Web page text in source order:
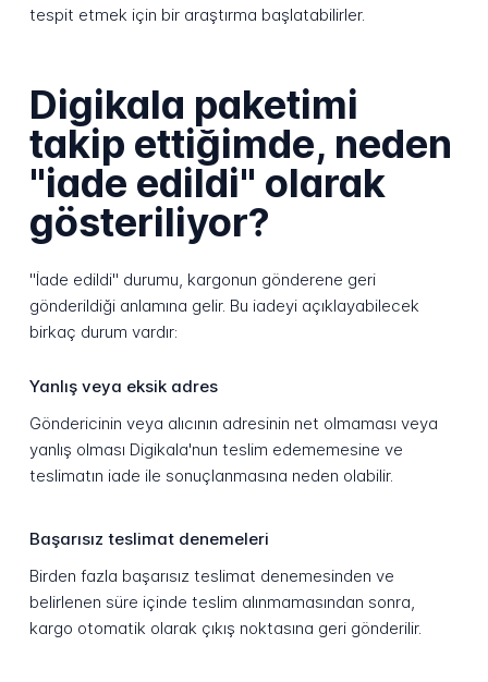
tespit etmek için bir araştırma başlatabilirler.
Digikala paketimi
takip ettiğimde, neden
"iade edildi" olarak
gösteriliyor?
"İade edildi" durumu, kargonun gönderene geri
gönderildiği anlamına gelir. Bu iadeyi açıklayabilecek
birkaç durum vardır:
Yanlış veya eksik adres
Göndericinin veya alıcının adresinin net olmaması veya
yanlış olması Digikala'nun teslim edememesine ve
teslimatın iade ile sonuçlanmasına neden olabilir.
Başarısız teslimat denemeleri
Birden fazla başarısız teslimat denemesinden ve
belirlenen süre içinde teslim alınmamasından sonra,
kargo otomatik olarak çıkış noktasına geri gönderilir.